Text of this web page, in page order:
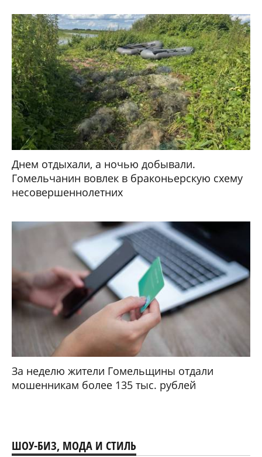
Днем отдыхали, а ночью добывали.
Гомельчанин вовлек в браконьерскую схему
несовершеннолетних
За неделю жители Гомельщины отдали
мошенникам более 135 тыс. рублей
ШОУ-БИЗ, МОДА И СТИЛЬ